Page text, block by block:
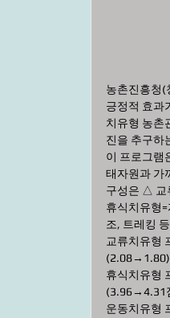
농촌진흥청(
긍정적 효과
치유형 농촌
진을 추구하
이 프로그램
태자원과 가
구성은 △ 교
휴식치유형
조, 트레킹
교류치유형
휴식치유형
(3.96→4.31
운동치유형